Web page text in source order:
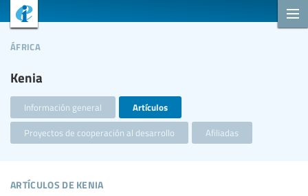
Kenia
áfrica
Información general Artículos
Proyectos de cooperación al desarrollo Afiliadas
artículos de kenia